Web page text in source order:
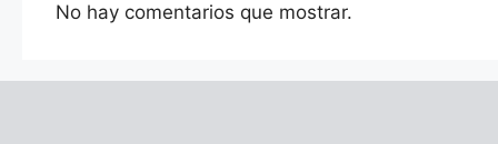
No hay comentarios que mostrar.